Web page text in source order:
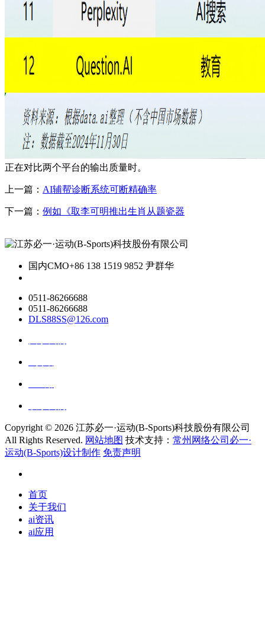
正在对比两个平台的输出质量时。
上一篇： AI辅帮诊断系统可断精确率
下一篇： 例如《取李可明推出生肖从题瓷器
国内CMO+86 138 1519 9852 尹群华
0511-86266688
0511-86266688
DLS88SS@126.com
Copyright © 2026 江苏必一·运动(B-Sports)科技股份有限公司
All Rights Reserved. 网站地图 技术支持： 常州网络公司必一·
运动(B-Sports)设计制作 免责声明
首页
关于我们
ai资讯
ai应用